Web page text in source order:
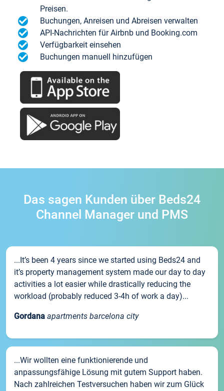
Preisen.
Buchungen, Anreisen und Abreisen verwalten
API-Nachrichten für Airbnb und Booking.com
Verfügbarkeit einsehen
Buchungen manuell hinzufügen
Das sagen Kunden über Beds24
Channel Manager und PMS
...It’s been 4 years since we started using Beds24 and
it’s property management system made our day to day
activities a lot easier while drastically reducing the
workload (probably reduced 3-4h of work a day)...
Gordana apartments barcelona city
...Wir wollten eine funktionierende und
anpassungsfähige Lösung mit gutem Support haben.
Nach zahlreichen Testversuchen haben wir zum Glück